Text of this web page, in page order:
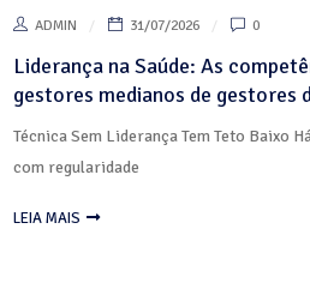
ADMIN 31/07/2026 0
Liderança na Saúde: As
gestores medianos de gestores
Técnica Sem Liderança Tem Teto Baixo
com regularidade
LEIA MAIS